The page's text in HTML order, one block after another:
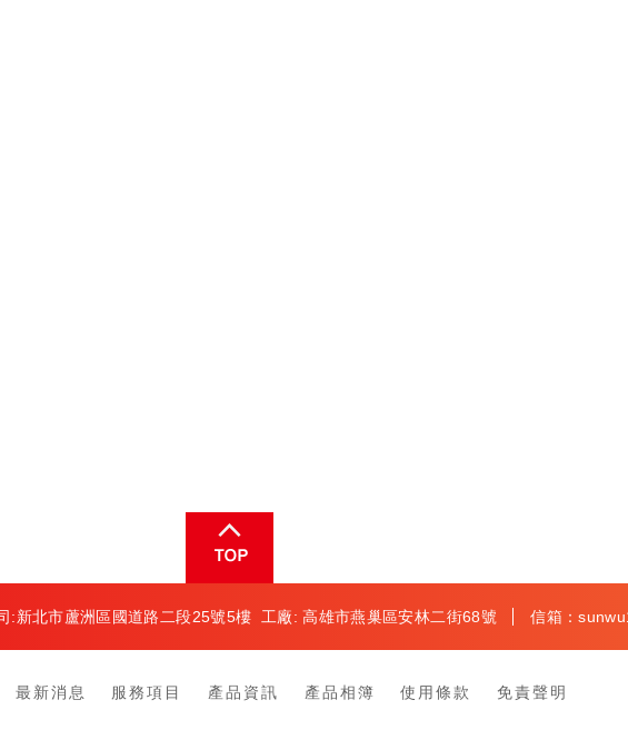
:新北市蘆洲區國道路二段25號5樓 工廠: 高雄市燕巢區安林二街68號 信箱：
最新消息 服務項目 產品資訊 產品相簿 使用條款 免責聲明